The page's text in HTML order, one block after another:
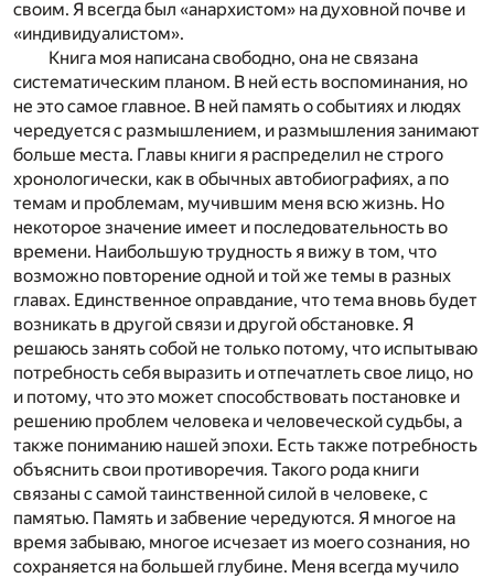
своим. Я всегда был «анархистом» на духовной почве и
«индивидуалистом».
Книга моя написана свободно, она не связана
систематическим планом. В ней есть воспоминания, но
не это самое главное. В ней память о событиях и людях
чередуется с размышлением, и размышления занимают
больше места. Главы книги я распределил не строго
хронологически, как в обычных автобиографиях, а по
темам и проблемам, мучившим меня всю жизнь. Но
некоторое значение имеет и последовательность во
времени. Наибольшую трудность я вижу в том, что
возможно повторение одной и той же темы в разных
главах. Единственное оправдание, что тема вновь будет
возникать в другой связи и другой обстановке. Я
решаюсь занять собой не только потому, что испытываю
потребность себя выразить и отпечатлеть свое лицо, но
и потому, что это может способствовать постановке и
решению проблем человека и человеческой судьбы, а
также пониманию нашей эпохи. Есть также потребность
объяснить свои противоречия. Такого рода книги
связаны с самой таинственной силой в человеке, с
памятью. Память и забвение чередуются. Я многое на
время забываю, многое исчезает из моего сознания, но
сохраняется на большей глубине. Меня всегда мучило